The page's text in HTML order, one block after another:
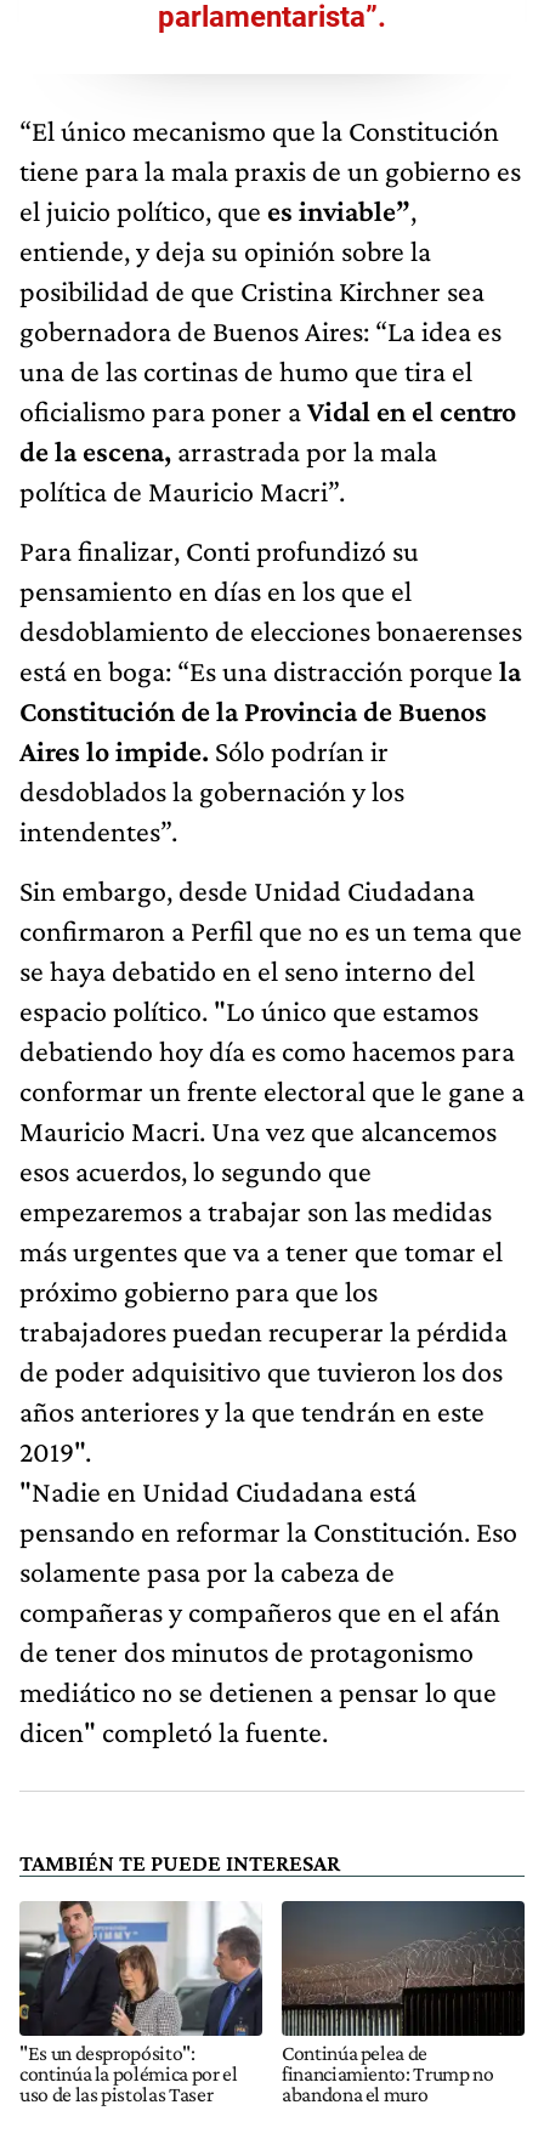
parlamentarista”.
“El único mecanismo que la Constitución
tiene para la mala praxis de un gobierno es
el juicio político, que es inviable”,
entiende, y deja su opinión sobre la
posibilidad de que Cristina Kirchner sea
gobernadora de Buenos Aires: “La idea es
una de las cortinas de humo que tira el
oficialismo para poner aVidal en el centro
de la escena, arrastrada por la mala
política de Mauricio Macri”.
Para finalizar, Conti profundizó su
pensamiento en días en los que el
desdoblamiento de elecciones bonaerenses
está en boga: “Es una distracción porque la
Constitución de la Provincia de Buenos
Aires lo impide. Sólo podrían ir
desdoblados la gobernación y los
intendentes”.
Sin embargo, desde Unidad Ciudadana
confirmaron a Perfil que no es un tema que
se haya debatido en el seno interno del
espacio político. "Lo único que estamos
debatiendo hoy día es como hacemos para
conformar un frente electoral que le gane a
Mauricio Macri. Una vez que alcancemos
esos acuerdos, lo segundo que
empezaremos a trabajar son las medidas
más urgentes que va a tener que tomar el
próximo gobierno para que los
trabajadores puedan recuperar la pérdida
de poder adquisitivo que tuvieron los dos
años anteriores y la que tendrán en este
2019".
"Nadie en Unidad Ciudadana está
pensando en reformar la Constitución. Eso
solamente pasa por la cabeza de
compañeras y compañeros que en el afán
de tener dos minutos de protagonismo
mediático no se detienen a pensar lo que
dicen" completó la fuente.
TAMBIÉN TE PUEDE INTERESAR
"Es un despropósito":
continúa la polémica por el
uso de las pistolas Taser
Continúa pelea de
financiamiento: Trump no
abandona el muro